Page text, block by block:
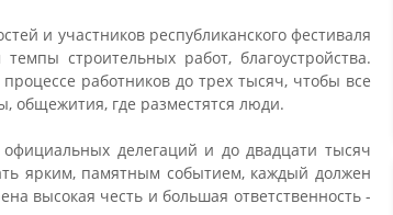
и участников республиканского фестиваля
строительных работ, благоустройства.
работников до трех тысяч, чтобы все
общежития, где разместятся люди.
делегаций и до двадцати тысяч
ярким, памятным событием, каждый должен
высокая честь и большая ответственность -